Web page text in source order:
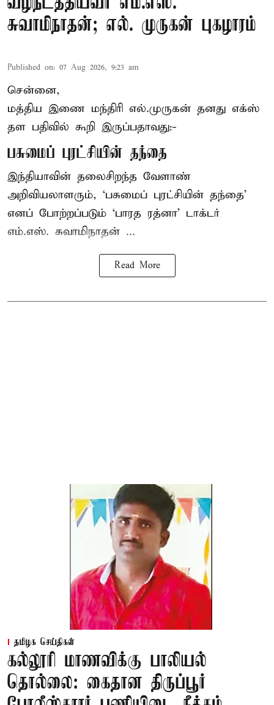
சுவாமிநாதன்; எல். முருகன் புகழாரம்
Published on: 07 Aug 2026, 9:23 am
சென்னை,
மத்திய இணை மந்திரி எல்.முருகன் தனது எக்ஸ்
தள பதிவில் கூறி இருப்பதாவது:-
பசுமைப் புரட்சியின் தந்தை
இந்தியாவின் தலைசிறந்த வேளாண்
அறிவியலாளரும், ‘பசுமைப் புரட்சியின் தந்தை’
எனப் போற்றப்படும் ‘பாரத ரத்னா’ டாக்டர்
எம்.எஸ். சுவாமிநாதன் ...
Read More
தமிழக செய்திகள்
கல்லூரி மாணவிக்கு பாலியல்
தொல்லை: கைதான திருப்பூர்